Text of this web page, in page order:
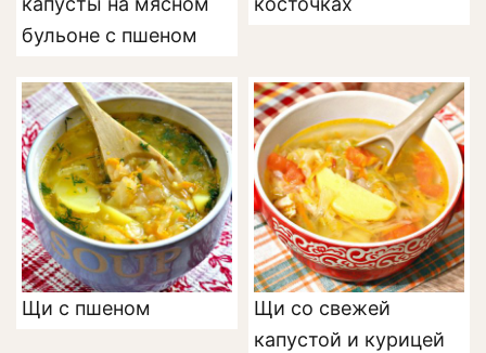
бульоне с пшеном
Щи с пшеном
Щи со свежей
капустой и курицей